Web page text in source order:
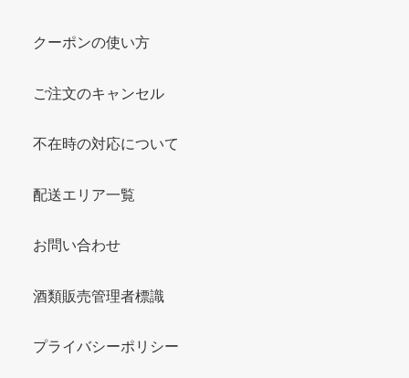
クーポンの使い方
ご注文のキャンセル
不在時の対応について
配送エリア一覧
お問い合わせ
酒類販売管理者標識
プライバシーポリシー